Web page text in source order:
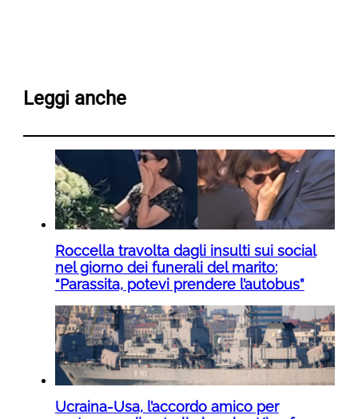
Leggi anche
Roccella travolta dagli insulti sui social
nel giorno dei funerali del marito:
“Parassita, potevi prendere l’autobus”
Ucraina-Usa, l’accordo amico per